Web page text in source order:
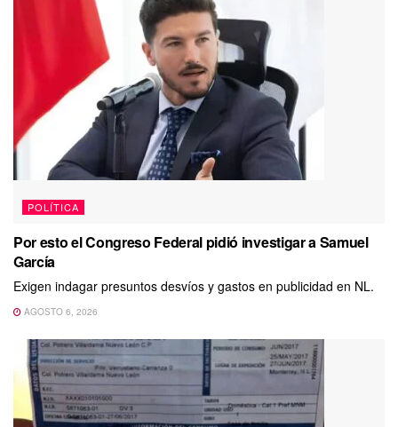
POLÍTICA
Por esto el Congreso Federal pidió investigar a Samuel
García
Exigen indagar presuntos desvíos y gastos en publicidad en NL.
AGOSTO 6, 2026